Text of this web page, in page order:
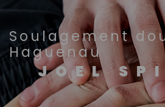
Soulagement douleur
Haguenau
JOEL